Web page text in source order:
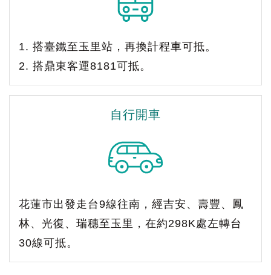
1. 搭臺鐵至玉里站，再換計程車可抵。
2. 搭鼎東客運8181可抵。
自行開車
花蓮市出發走台9線往南，經吉安、壽豐、鳳
林、光復、瑞穗至玉里，在約298K處左轉台
30線可抵。